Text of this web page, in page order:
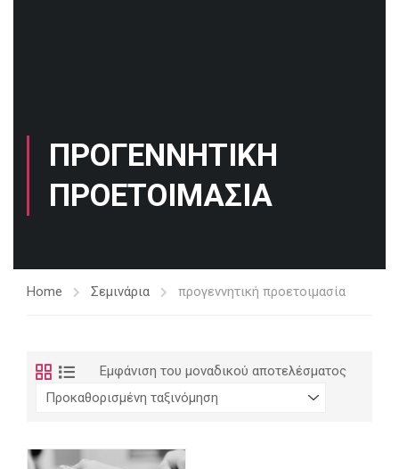
ΠΡΟΓΕΝΝΗΤΙΚΉ
ΠΡΟΕΤΟΙΜΑΣΊΑ
Home Σεμινάρια προγεννητική προετοιμασία
Εμφάνιση του μοναδικού αποτελέσματος